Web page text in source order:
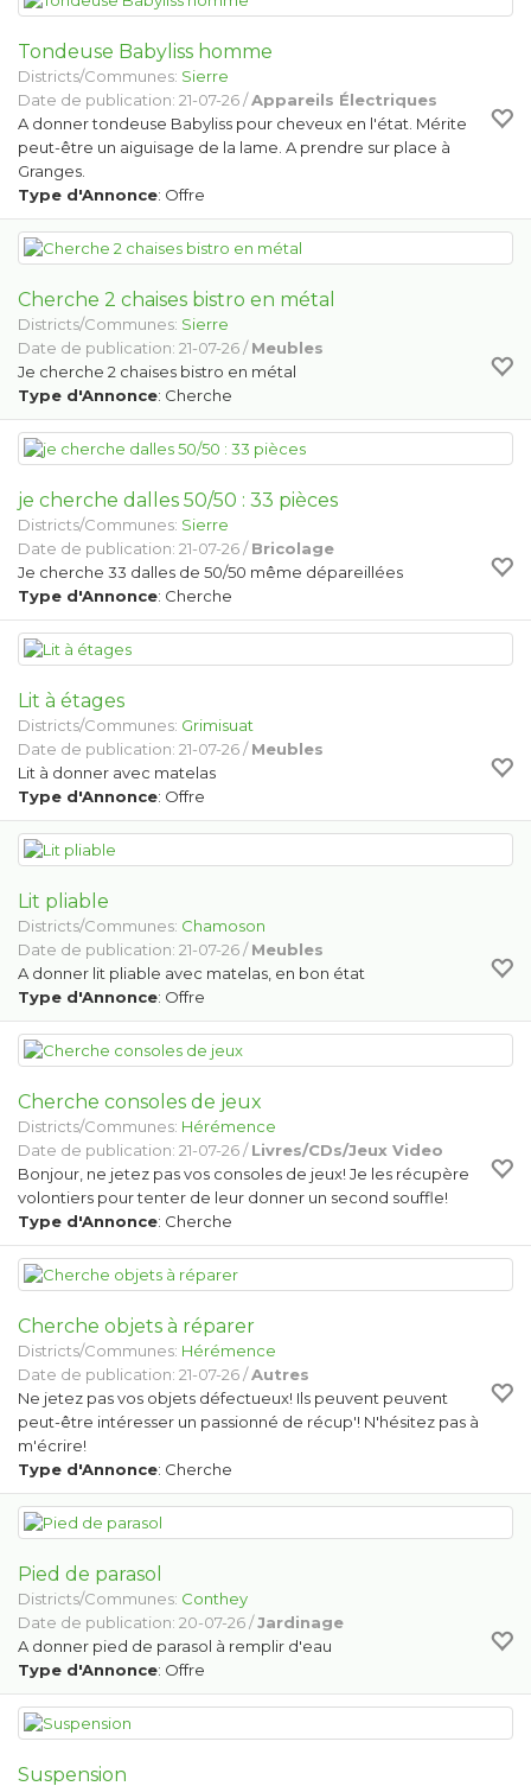
Tondeuse Babyliss homme
Districts/Communes: Sierre
Date de publication: 21-07-26 /Appareils Électriques
A donner tondeuse Babyliss pour cheveux en l'état. Mérite
peut-être un aiguisage de la lame. A prendre sur place à
Granges.
Type d'Annonce: Offre
Cherche 2 chaises bistro en métal
Districts/Communes: Sierre
Date de publication: 21-07-26 /Meubles
Je cherche 2 chaises bistro en métal
Type d'Annonce: Cherche
je cherche dalles 50/50 : 33 pièces
Districts/Communes: Sierre
Date de publication: 21-07-26 /Bricolage
Je cherche 33 dalles de 50/50 même dépareillées
Type d'Annonce: Cherche
Lit à étages
Districts/Communes: Grimisuat
Date de publication: 21-07-26 /Meubles
Lit à donner avec matelas
Type d'Annonce: Offre
Lit pliable
Districts/Communes: Chamoson
Date de publication: 21-07-26 /Meubles
A donner lit pliable avec matelas, en bon état
Type d'Annonce: Offre
Cherche consoles de jeux
Districts/Communes: Hérémence
Date de publication: 21-07-26 /Livres/CDs/Jeux Video
Bonjour, ne jetez pas vos consoles de jeux! Je les récupère
volontiers pour tenter de leur donner un second souffle!
Type d'Annonce: Cherche
Cherche objets à réparer
Districts/Communes: Hérémence
Date de publication: 21-07-26 /Autres
Ne jetez pas vos objets défectueux! Ils peuvent peuvent
peut-être intéresser un passionné de récup'! N'hésitez pas à
m'écrire!
Type d'Annonce: Cherche
Pied de parasol
Districts/Communes: Conthey
Date de publication: 20-07-26 /Jardinage
A donner pied de parasol à remplir d'eau
Type d'Annonce: Offre
Suspension